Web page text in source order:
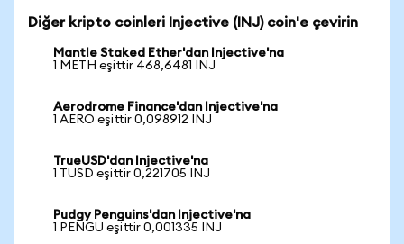
Diğer kripto coinleri Injective (INJ) coin'e çevirin
Mantle Staked Ether'dan Injective'na
1 METH eşittir 468,6481 INJ
Aerodrome Finance'dan Injective'na
1 AERO eşittir 0,098912 INJ
TrueUSD'dan Injective'na
1 TUSD eşittir 0,221705 INJ
Pudgy Penguins'dan Injective'na
1 PENGU eşittir 0,001335 INJ